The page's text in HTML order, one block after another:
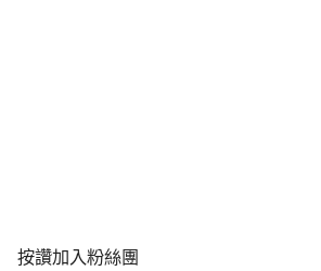
按讚加入粉絲團